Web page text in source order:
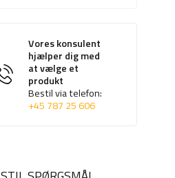
Vores konsulent
hjælper dig med
at vælge et
produkt
Bestil via telefon:
+45 787 25 606